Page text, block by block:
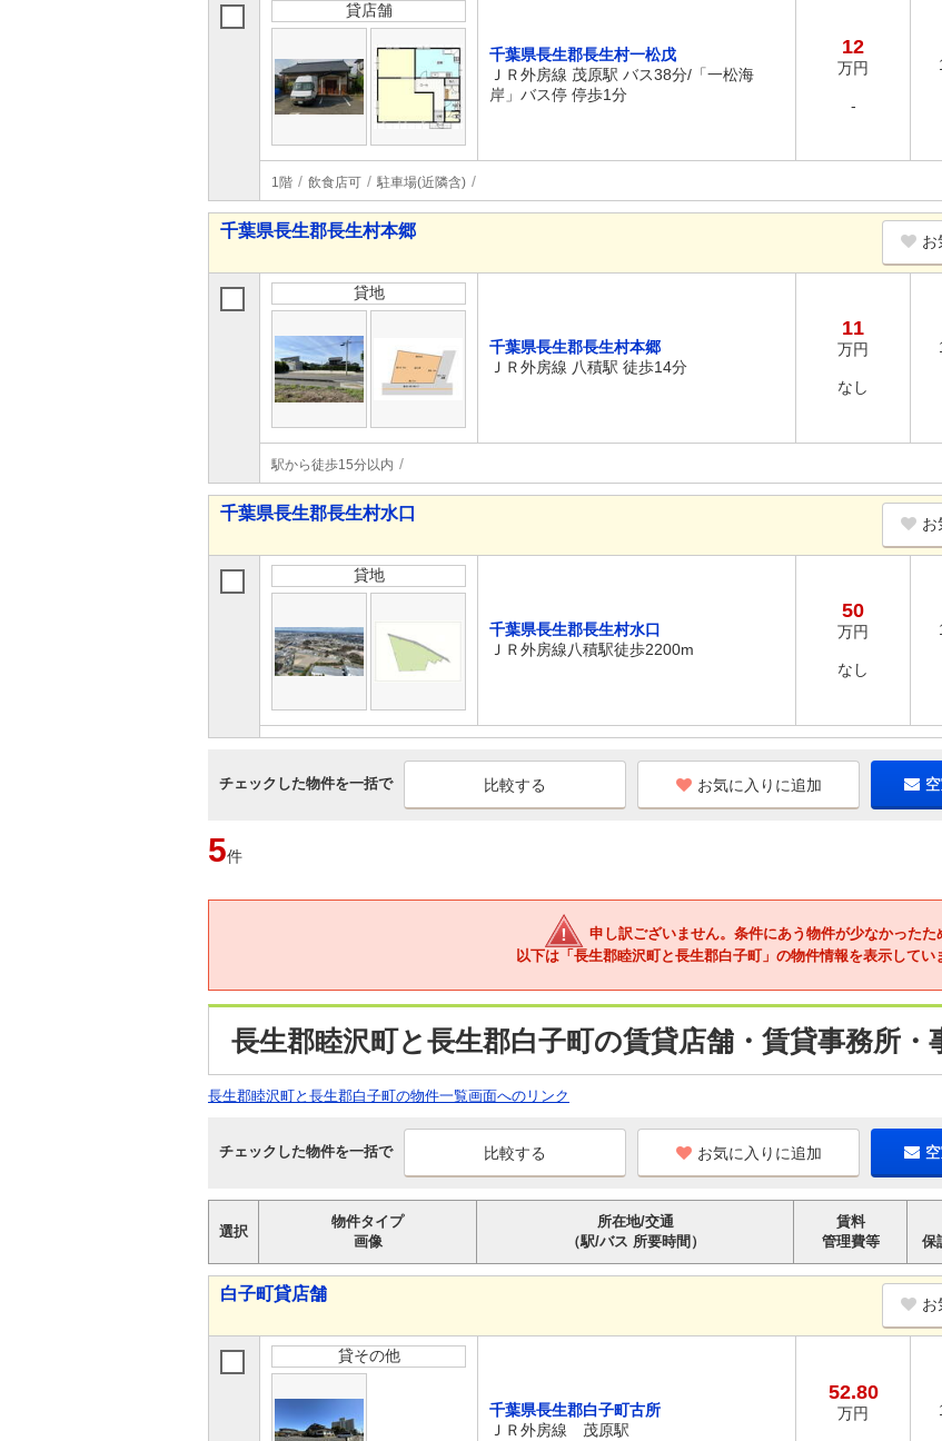
貸店舗
千葉県長生郡長生村一松戊
ＪＲ外房線 茂原駅 バス38分/「一松海
岸」バス停 停歩1分
12
万円
-
1階 飲食店可 駐車場(近隣含)
千葉県長生郡長生村本郷
お
貸地
千葉県長生郡長生村本郷
ＪＲ外房線 八積駅 徒歩14分
11
万円
なし
駅から徒歩15分以内
千葉県長生郡長生村水口
お
貸地
千葉県長生郡長生村水口
ＪＲ外房線八積駅徒歩2200m
50
万円
なし
チェックした物件を一括で お気に入りに追加
5件
申し訳ございません。条件にあう物件が少なかったた
以下は「長生郡睦沢町と長生郡白子町」の物件情報を表示してい
長生郡睦沢町と長生郡白子町の賃貸店舗・賃貸事務所・
長生郡睦沢町と長生郡白子町の物件一覧画面へのリンク
チェックした物件を一括で お気に入りに追加
選択
物件タイプ
画像
所在地/交通
（駅/バス 所要時間）
賃料
管理費等
保
白子町貸店舗
お
貸その他
千葉県長生郡白子町古所
ＪＲ外房線 茂原駅
52.80
万円